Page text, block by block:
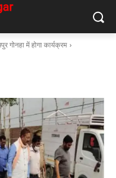
गोनहा में होगा कार्यक्रम